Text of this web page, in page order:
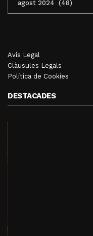
MENSUALS
Avís Legal
Clàusules Legals
Política de Cookies
DESTACADES